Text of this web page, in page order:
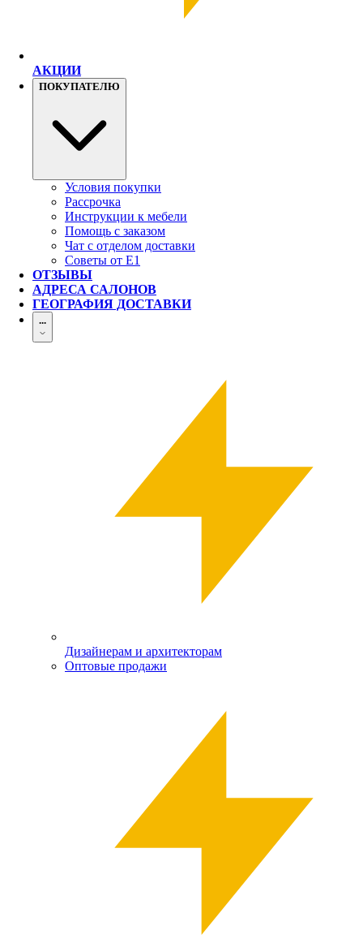
АКЦИИ
ПОКУПАТЕЛЮ
Условия покупки
Рассрочка
Инструкции к мебели
Помощь с заказом
Чат с отделом доставки
Советы от Е1
ОТЗЫВЫ
АДРЕСА САЛОНОВ
ГЕОГРАФИЯ ДОСТАВКИ
...
Дизайнерам и архитекторам
Оптовые продажи